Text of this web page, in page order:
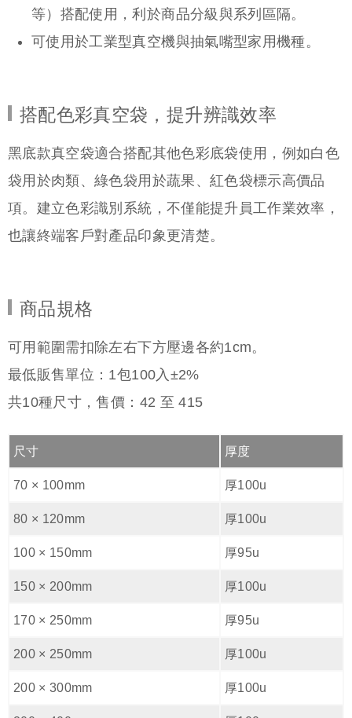
等）搭配使用，利於商品分級與系列區隔。
可使用於工業型真空機與抽氣嘴型家用機種。
搭配色彩真空袋，提升辨識效率
黑底款真空袋適合搭配其他色彩底袋使用，例如白色
袋用於肉類、綠色袋用於蔬果、紅色袋標示高價品
項。建立色彩識別系統，不僅能提升員工作業效率，
也讓終端客戶對產品印象更清楚。
商品規格
可用範圍需扣除左右下方壓邊各約1cm。
最低販售單位：1包100入±2%
共10種尺寸，售價： 42 至415
尺寸 厚度
70 × 100mm 厚100u
80 × 120mm 厚100u
100 × 150mm 厚95u
150 × 200mm 厚100u
170 × 250mm 厚95u
200 × 250mm 厚100u
200 × 300mm 厚100u